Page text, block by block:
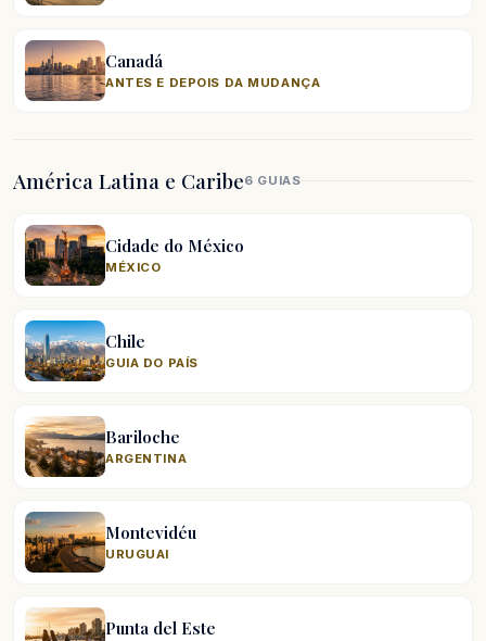
Canadá
ANTES E DEPOIS DA MUDANÇA
América Latina e Caribe6 GUIAS
Cidade do México
MÉXICO
Chile
GUIA DO PAÍS
Bariloche
ARGENTINA
Montevidéu
URUGUAI
Punta del Este